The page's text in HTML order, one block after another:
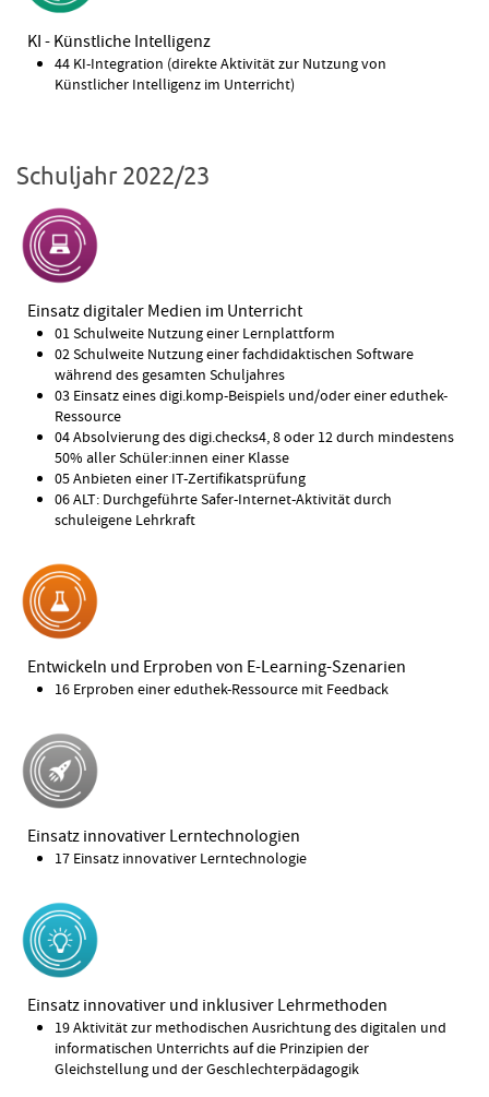
KI - Künstliche Intelligenz
44 KI-Integration (direkte Aktivität zur Nutzung von
Künstlicher Intelligenz im Unterricht)
Schuljahr 2022/23
Einsatz digitaler Medien im Unterricht
01 Schulweite Nutzung einer Lernplattform
02 Schulweite Nutzung einer fachdidaktischen Software
während des gesamten Schuljahres
03 Einsatz eines digi.komp-Beispiels und/oder einer eduthek-
Ressource
04 Absolvierung des digi.checks4, 8 oder 12 durch mindestens
50% aller Schüler:innen einer Klasse
05 Anbieten einer IT-Zertifikatsprüfung
06 ALT: Durchgeführte Safer-Internet-Aktivität durch
schuleigene Lehrkraft
Entwickeln und Erproben von E-Learning-Szenarien
16 Erproben einer eduthek-Ressource mit Feedback
Einsatz innovativer Lerntechnologien
17 Einsatz innovativer Lerntechnologie
Einsatz innovativer und inklusiver Lehrmethoden
19 Aktivität zur methodischen Ausrichtung des digitalen und
informatischen Unterrichts auf die Prinzipien der
Gleichstellung und der Geschlechterpädagogik